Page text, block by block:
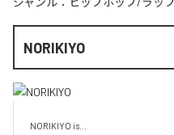
NORIKIYO
NORIKIYO is...